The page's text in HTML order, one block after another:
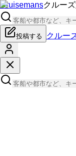
Cruisemansクルー
投稿する クルー